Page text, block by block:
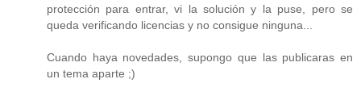
protección para entrar, vi la solución y la puse, pero se
queda verificando licencias y no consigue ninguna...
Cuando haya novedades, supongo que las publicaras en
un tema aparte ;)